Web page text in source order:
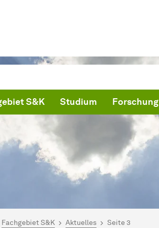
S&K Studium Forschung
hier:
Fachgebiet S&K Aktuelles Seite 3